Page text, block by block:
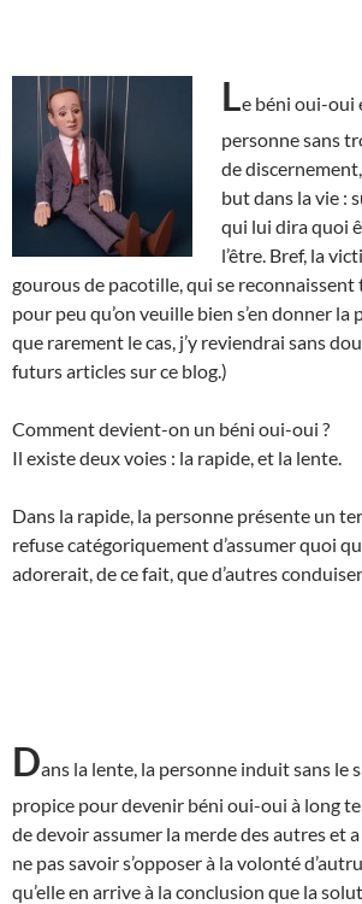
Le béni oui-oui
personne sans
de discernement,
but dans la vie :
qui lui dira quoi
l’être. Bref, la
gourous de pacotille, qui se reconnaissent
pour peu qu’on veuille bien s’en donner la
que rarement le cas, j’y reviendrai sans
futurs articles sur ce blog.)
Comment devient-on un béni oui-oui ?
Il existe deux voies : la rapide, et la lente.
Dans la rapide, la personne présente un
refuse catégoriquement d’assumer quoi
adorerait, de ce fait, que d’autres
Dans la lente, la personne induit sans le
propice pour devenir béni oui-oui à long
de devoir assumer la merde des autres et
ne pas savoir s’opposer à la volonté
qu’elle en arrive à la conclusion que la